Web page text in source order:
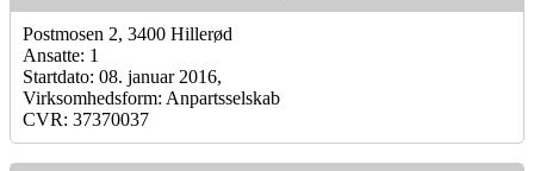
Postmosen 2, 3400 Hillerød
Ansatte: 1
Startdato: 08. januar 2016,
Virksomhedsform: Anpartsselskab
CVR: 37370037